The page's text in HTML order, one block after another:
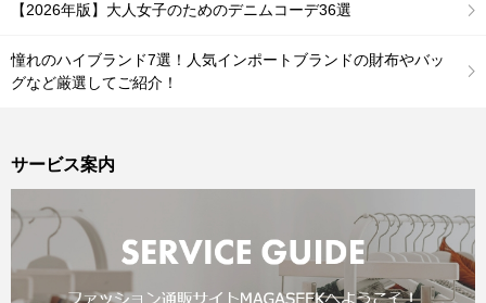
【2026年版】大人女子のためのデニムコーデ36選
憧れのハイブランド7選！人気インポートブランドの財布やバッ
グなど厳選してご紹介！
サービス案内